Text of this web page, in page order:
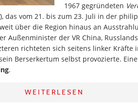
1967 gegründeten
), das vom 21. bis zum 23. Juli in der
über die Region hinaus an
Außenminister der VR China,
richteten sich seitens linker Kräfte
Berserkertum selbst provozierte.
.
WEITERLESEN